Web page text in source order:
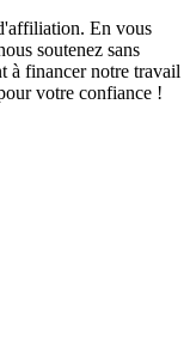
En vous
soutenez sans
à financer notre travail
votre confiance !